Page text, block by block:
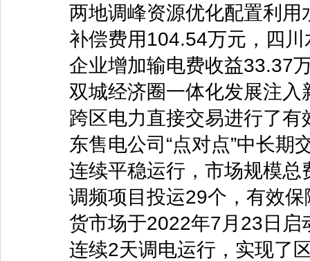
两地调峰资源优化配置利
补偿费用104.54万元，四
企业增加输电费收益33.37
双城经济圈一体化发展注
跨区电力直接交易进行了
东售电公司“点对点”中长
连续平稳运行，市场规模
调频项目投运29个，有效
货市场于2022年7月23日
连续2天调电运行，实现了